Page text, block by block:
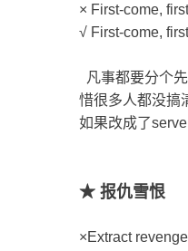
× First-come,
√ First-come,
凡事都要分个
惜很多人都没搞
如果改成了
★ 报仇雪恨
×Extract revenge